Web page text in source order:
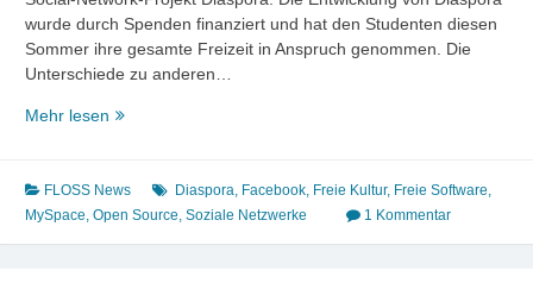
wurde durch Spenden finanziert und hat den Studenten diesen
Sommer ihre gesamte Freizeit in Anspruch genommen. Die
Unterschiede zu anderen…
Mehr lesen Soziales
startet
Mitte
FLOSS News Diaspora, Facebook, Freie Kultur, Freie Software,
MySpace, Open Source, Soziale Netzwerke 1 Kommentar